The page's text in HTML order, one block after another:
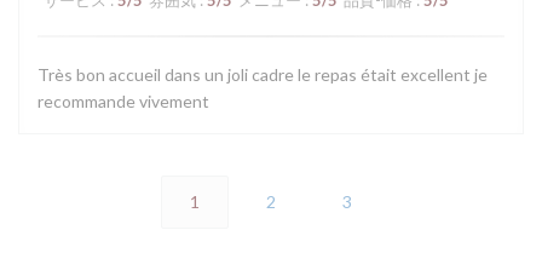
Très bon accueil dans un joli cadre le repas était excellent je
recommande vivement
1 2 3